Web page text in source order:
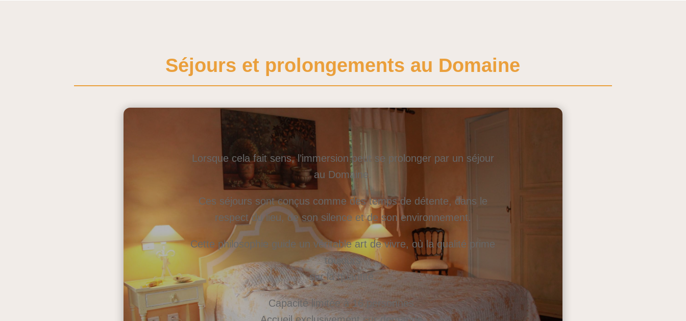
Séjours et prolongements au Domaine
Lorsque cela fait sens, l’immersion peut se prolonger par un séjour
au Domaine.
Ces séjours sont conçus comme des temps de détente, dans le
respect du lieu, de son silence et de son environnement.
Cette philosophie guide un véritable art de vivre, où la qualité prime
toujours
sur la quantité.
Capacité limitée à 16 personnes.